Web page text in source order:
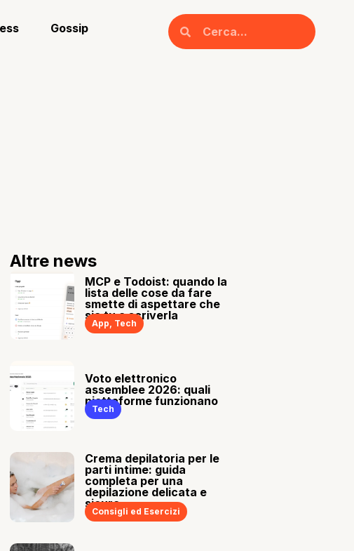
Gossip
Altre news
MCP e Todoist: quando la
lista delle cose da fare
smette di aspettare che
sia tu a scriverla
App, Tech
Voto elettronico
assemblee 2026: quali
piattaforme funzionano
Tech
Crema depilatoria per le
parti intime: guida
completa per una
depilazione delicata e
sicura
Consigli ed Esercizi